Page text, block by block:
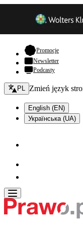
Promocje- otwiera
Newsletter
Podcasty
Zmień język - bieżący:
PL Zmień język
English (EN)
Українська (UA)